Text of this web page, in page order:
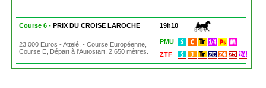
Course 6 -PRIX DU CROISE LAROCHE 19h10
23.000 Euros - Attelé. - Course Européenne,
Course E, Départ à l'Autostart, 2.650 mètres.
PMU
ZTF